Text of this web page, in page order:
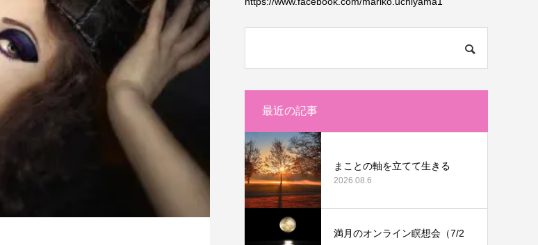
最近の記事
まことの軸を立てて生きる
2026.08.6
満月のオンライン瞑想会（7/2